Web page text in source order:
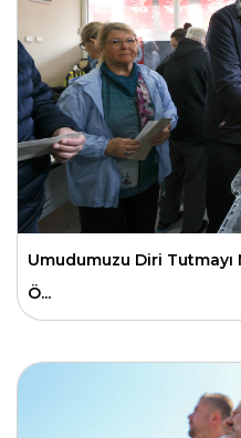
Umudumuzu Diri
Ö...